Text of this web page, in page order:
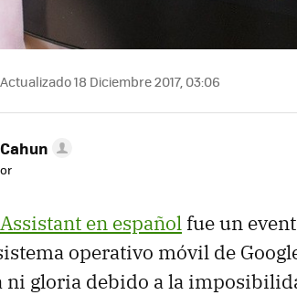
Actualizado 18 Diciembre 2017, 03:06
Assistant en español fue un
operativo móvil de
ni gloria debido a la